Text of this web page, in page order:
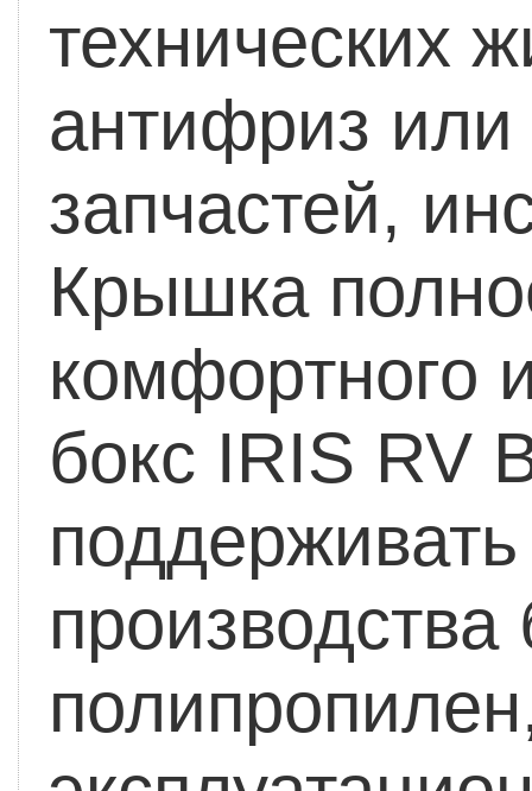
технических
антифриз или
запчастей,
Крышка
комфортного
бокс IRIS RV
производства